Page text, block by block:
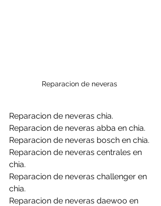
Reparacion de neveras
Reparacion de neveras chia.
Reparacion de neveras abba en chia.
Reparacion de neveras bosch en chia.
Reparacion de neveras centrales en
chia.
Reparacion de neveras challenger en
chia.
Reparacion de neveras daewoo en